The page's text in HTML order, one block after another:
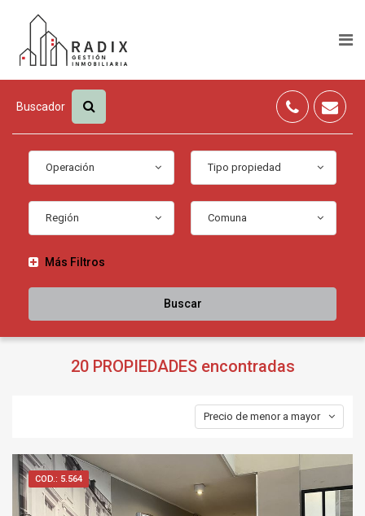
Buscador
Operación Tipo propiedad
Región Comuna
Más Filtros
Buscar
20 PROPIEDADES encontradas
Precio de menor a mayor
COD.: 5.564